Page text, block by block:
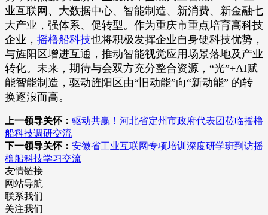
业互联网、大数据中心、智能制造、新消费、新金融七
大产业，强体系、促转型。作为重庆市重点培育高科技
企业， 摇橹船科技也将积极发挥企业自身硬科技优势，
与旌阳区增进互通，推动智能视觉应用场景落地及产业
转化。未来，期待与会双方充分整合资源，“光”+AI赋
能智能制造，驱动旌阳区由“旧动能”向“新动能” 的转
换逐浪而高。
上一领导关怀： 驱动共赢！河北省定州市政府代表团莅临摇橹
船科技调研交流
下一领导关怀： 安徽省工业互联网专项培训深度研学班到访摇
橹船科技学习交流
友情链接
网站导航
联系我们
关注我们